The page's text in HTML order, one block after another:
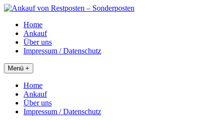
Skip
contentHome
Ankauf
Über uns
Impressum / Datenschutz
Menü +
Home
Ankauf
Über uns
Impressum / Datenschutz